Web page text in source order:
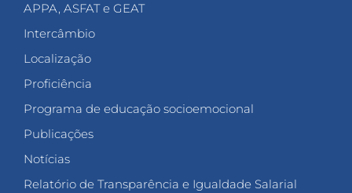
APPA, ASFAT e GEAT
Intercâmbio
Localização
Proficiência
Programa de educação socioemocional
Publicações
Notícias
Relatório de Transparência e Igualdade Salarial